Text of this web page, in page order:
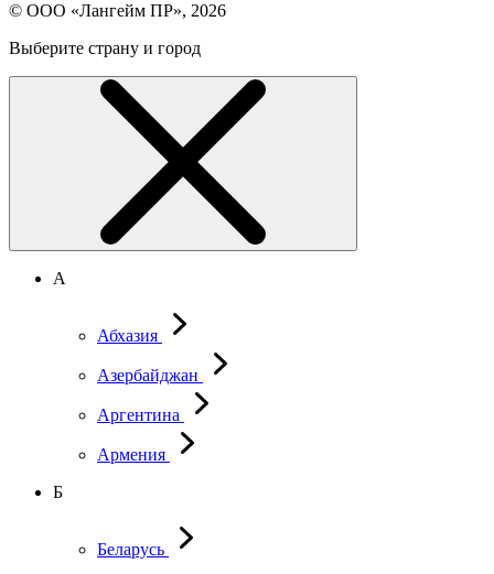
© ООО «Лангейм ПР», 2026
Выберите страну и город
А
Абхазия
Азербайджан
Аргентина
Армения
Б
Беларусь